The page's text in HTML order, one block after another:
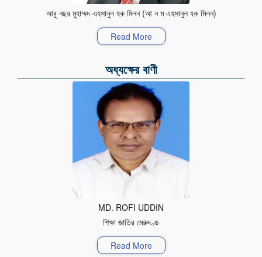
আবু নছর মুহাম্মদ এহসানুল হক মিলন (আ ন ম এহসানুল হক মিলন)
Read More
অধ্যক্ষের বাণী
MD. ROFI UDDIN
শিক্ষা জাতির মেরুদণ্ড
Read More